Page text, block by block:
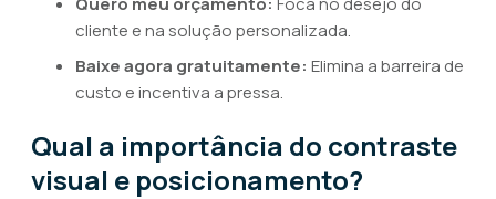
cliente e na solução personalizada.
Baixe agora gratuitamente: Elimina a barreira de
custo e incentiva a pressa.
Qual a importância do contraste
visual e posicionamento?